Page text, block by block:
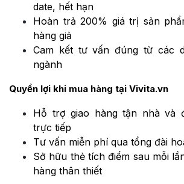
date, hết hạn
Hoàn trả 200% giá trị sản
hàng giả
Cam kết tư vấn đúng từ các
ngành
Quyền lợi khi mua hàng tại Vivita.vn
Hỗ trợ giao hàng tận nhà và
trực tiếp
Tư vấn miễn phí qua tổng đài
Sở hữu thẻ tích điểm sau mỗi
hàng thân thiết